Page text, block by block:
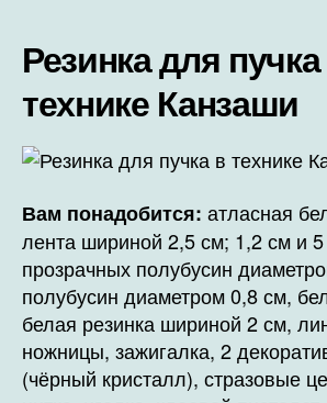
Резинка для
технике Канзаши
Вам понадобится: атласная
лента шириной 2,5 см; 1,2 см и
прозрачных полубусин
полубусин диаметром 0,8 см,
белая резинка шириной 2 см,
ножницы, зажигалка, 2
(чёрный кристалл), стразовые